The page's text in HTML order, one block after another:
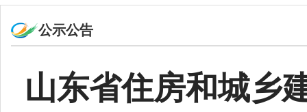
公示公告
山东省住房和城乡